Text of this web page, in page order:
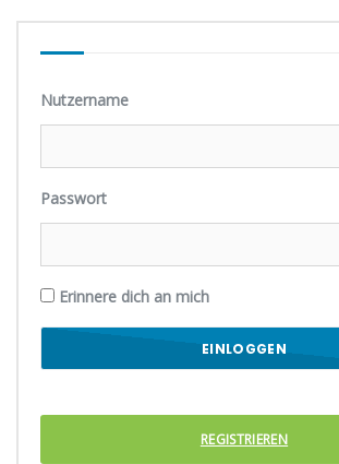
Nutzername
Passwort
Erinnere dich an mich
REGISTRIEREN